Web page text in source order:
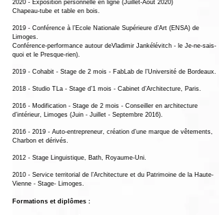
2020 - Exposition personnelle en ligne (Juillet-Août 2020)
Chapeau-tube et table en bois.
2019 - Conférence à l’Ecole Nationale Supérieure d’Art (ENSA) de
Limoges.
Conférence-performance autour deVladimir Jankélévitch - le Je-ne-sais-
quoi et le Presque-rien).
2019 - Cohabit - Stage de 2 mois - FabLab de l’Université de Bordeaux.
2018 - Studio TLa - Stage d’1 mois - Cabinet d’Architecture, Paris.
2016 - Modification - Stage de 2 mois - Conseiller en architecture
d’intérieur, Limoges (Juin - Juillet - Septembre 2016).
2016 - 2019 - Auto-entrepreneur, création d’une marque de vêtements,
Charbon et dérivés.
2012 - Stage Linguistique, Bath, Royaume-Uni.
2010 - Service territorial de l’Architecture et du Patrimoine de la Haute-
Vienne - Stage- Limoges.
Formations et diplômes :